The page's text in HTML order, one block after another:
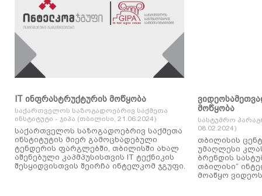
IT ინფრასტრუქტურის მოწყობა
საქართველოს საზოგადოებრივ საქმეთა
ინსტიტუტი - ჯიპა (თბილისი, 21.06.2024)
საქართველოს საზოგადოებრივ საქმეთა
ინსტიტუტის მიერ გამოცხადებული
ტენდერის ფარგლებში, თბილისში ახალ
აშენებული კაპმპუსისთვის IT ტექნიკის
შესყიდვისთვის შეირჩა ინტელკომ ჯგუფი.
მოწყობა
სასტუმრო
08.02.2024)
თბილისის
უმაღლესი
ბრენდის
თბილისი“
მოაწყო